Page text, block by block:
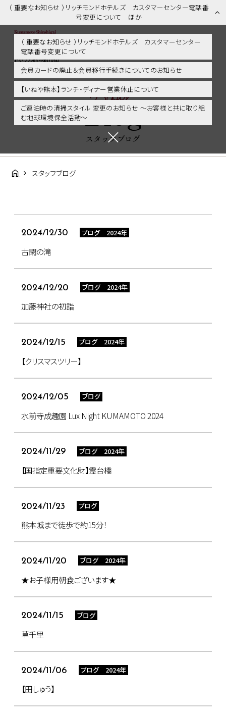
（ 重要なお知らせ ）リッチモンドホテルズ カスタマーセンター電話番
号変更について ほか
（ 重要なお知らせ ）リッチモンドホテルズ カスタマーセンター
電話番号変更について
会員カードの廃止＆会員移行手続きについてのお知らせ
【いねや熊本】ランチ・ディナー営業休止について
ご連泊時の清掃スタイル 変更のお知らせ ～お客様と共に取り組
む地球環境保全活動～
スタッフブログ | 熊本市内・新市街・熊本城に好アクセス！リッチモン
ドホテル熊本新市街
Blog
Blog
スタッフブログ
スタッフブログ
2024/12/30 ブログ 2024年
古閑の滝
2024/12/20 ブログ 2024年
加藤神社の初詣
2024/12/15 ブログ 2024年
【クリスマスツリー】
2024/12/05 ブログ
水前寺成趣園 Lux Night KUMAMOTO 2024
2024/11/29 ブログ 2024年
【国指定重要文化財】霊台橋
2024/11/23 ブログ
熊本城まで徒歩で約15分！
2024/11/20 ブログ 2024年
★お子様用朝食ございます★
2024/11/15 ブログ
草千里
2024/11/06 ブログ 2024年
【田しゅう】